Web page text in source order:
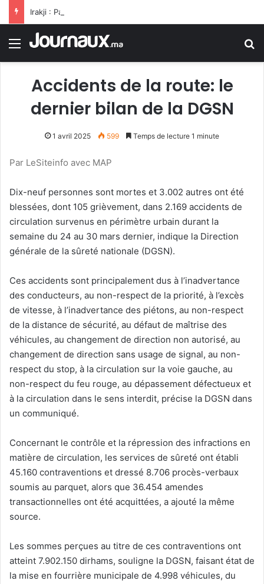
Menu
Accidents de la route: le
dernier bilan de la DGSN
1 avril 2025 599 Temps de lecture 1 minute
Par LeSiteinfo avec MAP
Dix-neuf personnes sont mortes et 3.002 autres ont été
blessées, dont 105 grièvement, dans 2.169 accidents de
circulation survenus en périmètre urbain durant la
semaine du 24 au 30 mars dernier, indique la Direction
générale de la sûreté nationale (DGSN).
Ces accidents sont principalement dus à l’inadvertance
des conducteurs, au non-respect de la priorité, à l’excès
de vitesse, à l’inadvertance des piétons, au non-respect
de la distance de sécurité, au défaut de maîtrise des
véhicules, au changement de direction non autorisé, au
changement de direction sans usage de signal, au non-
respect du stop, à la circulation sur la voie gauche, au
non-respect du feu rouge, au dépassement défectueux et
à la circulation dans le sens interdit, précise la DGSN dans
un communiqué.
Concernant le contrôle et la répression des infractions en
matière de circulation, les services de sûreté ont établi
45.160 contraventions et dressé 8.706 procès-verbaux
soumis au parquet, alors que 36.454 amendes
transactionnelles ont été acquittées, a ajouté la même
source.
Les sommes perçues au titre de ces contraventions ont
atteint 7.902.150 dirhams, souligne la DGSN, faisant état de
la mise en fourrière municipale de 4.998 véhicules, du